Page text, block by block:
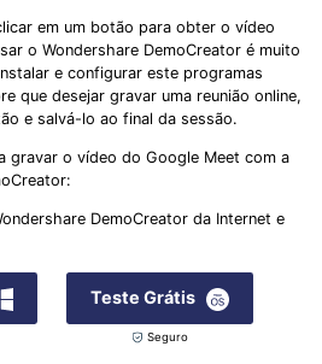
em um botão para obter o vídeo
o Wondershare DemoCreator é muito
e configurar este programas
que desejar gravar uma reunião online,
e salvá-lo ao final da sessão.
gravar o vídeo do Google Meet com a
DemoCreator da Internet e
Teste Grátis
Seguro